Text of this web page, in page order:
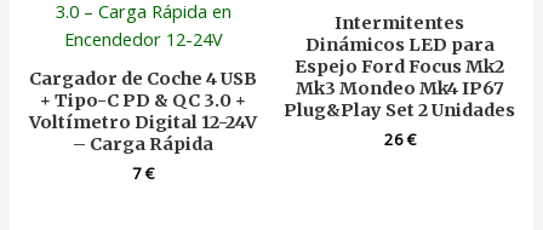
Cargador de Coche 4 USB
+ Tipo-C PD & QC 3.0 +
Voltímetro Digital 12-24V
– Carga Rápida
7€
Intermitentes
Dinámicos LED para
Espejo Ford Focus Mk2
Mk3 Mondeo Mk4 IP67
Plug&Play Set 2 Unidades
26€